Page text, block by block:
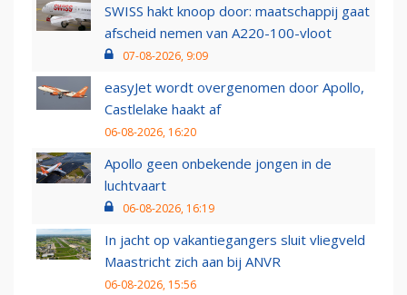
SWISS hakt knoop door: maatschappij gaat
afscheid nemen van A220-100-vloot
07-08-2026, 9:09
easyJet wordt overgenomen door Apollo,
Castlelake haakt af
06-08-2026, 16:20
Apollo geen onbekende jongen in de
luchtvaart
06-08-2026, 16:19
In jacht op vakantiegangers sluit vliegveld
Maastricht zich aan bij ANVR
06-08-2026, 15:56